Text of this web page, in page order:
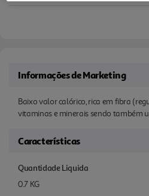
Informações de Marketing
Baixo valor calórico, rica em fibra
vitaminas e minerais sendo também
Características
Quantidade Liquida
0.7 KG